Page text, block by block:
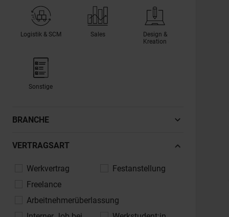
Logistik & SCM Sales
Design &
Kreation
Sonstige
BRANCHE
Automotive, Fahrzeugindustrie
Versicherungen
Bau, Architektur, Immobilien
Chemie, Pharma, Life Sciences
VERTRAGSART
Werkvertrag
Festanstellung
Freelance
Arbeitnehmerüberlassung